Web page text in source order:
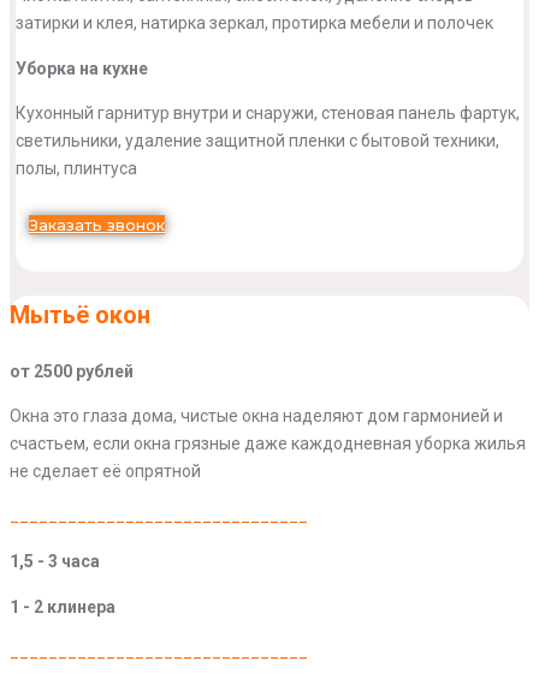
затирки и клея, натирка зеркал, протирка мебели и полочек
Уборка на кухне
Кухонный гарнитур внутри и снаружи, стеновая панель фартук,
светильники, удаление защитной пленки с бытовой техники,
полы, плинтуса
Заказать звонок
Мытьё окон
от 2500 рублей
Окна это глаза дома, чистые окна наделяют дом гармонией и
счастьем, если окна грязные даже каждодневная уборка жилья
не сделает её опрятной
1,5 - 3 часа
1 - 2 клинера